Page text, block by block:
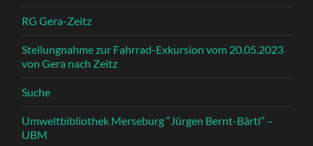
RG Gera-Zeitz
Stellungnahme zur Fahrrad-Exkursion vom 20.05.2023
von Gera nach Zeitz
Suche
Umweltbibliothek Merseburg “Jürgen Bernt-Bärtl” –
UBM